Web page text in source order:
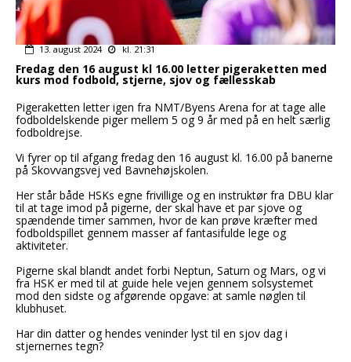
13. august 2024 kl. 21:31
Fredag den 16 august kl 16.00 letter pigeraketten med
kurs mod fodbold, stjerne, sjov og fællesskab
Pigeraketten letter igen fra NMT/Byens Arena for at tage alle
fodboldelskende piger mellem 5 og 9 år med på en helt særlig
fodboldrejse.
Vi fyrer op til afgang fredag den 16 august kl. 16.00 på banerne
på Skovvangsvej ved Bavnehøjskolen.
Her står både HSKs egne frivillige og en instruktør fra DBU klar
til at tage imod på pigerne, der skal have et par sjove og
spændende timer sammen, hvor de kan prøve kræfter med
fodboldspillet gennem masser af fantasifulde lege og
aktiviteter.
Pigerne skal blandt andet forbi Neptun, Saturn og Mars, og vi
fra HSK er med til at guide hele vejen gennem solsystemet
mod den sidste og afgørende opgave: at samle nøglen til
klubhuset.
Har din datter og hendes veninder lyst til en sjov dag i
stjernernes tegn?